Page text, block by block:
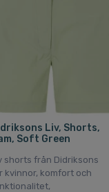
Liv, Shorts,
Soft Green
shorts från Didriksons
kvinnor, komfort och